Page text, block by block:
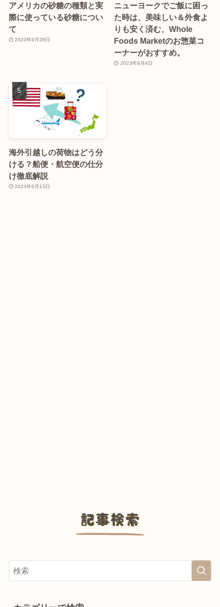
アメリカの砂糖の種類と実
際に使っている砂糖につい
て
2023年9月28日
ニューヨークでご飯に困っ
た時は、美味しい＆外食よ
りも安く済む、Whole
Foods Marketのお惣菜コ
ーナーがおすすめ。
2023年8月4日
海外引越しの荷物はどう分
ける？船便・航空便の仕分
け徹底解説
2023年9月13日